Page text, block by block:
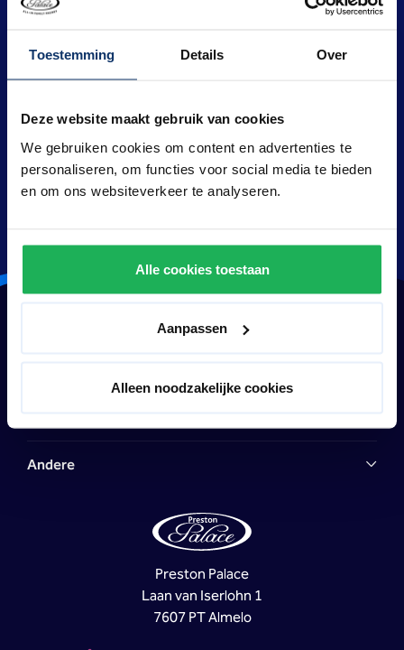
Toestemming Details Over
Deze website maakt gebruik van cookies
We gebruiken cookies om content en advertenties te
personaliseren, om functies voor social media te bieden
en om ons websiteverkeer te analyseren.
Alle cookies toestaan
Aanpassen
Alleen noodzakelijke cookies
Bestätigen Sie Ihre E-Mail-Adresse
Konto löschen
Andere
Preston Palace
Laan van Iserlohn 1
7607 PT Almelo